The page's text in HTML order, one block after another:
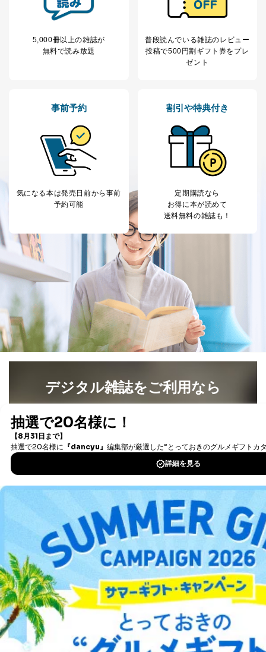
5,000冊以上の雑誌が
無料で読み放題
普段読んでいる雑誌のレビュー
投稿で500円割ギフト券をプレ
ゼント
事前予約
気になる本は発売日前から事前
予約可能
割引や特典付き
定期購読なら
お得に本が読めて
送料無料の雑誌も！
デジタル雑誌をご利用なら
書籍）が無料で読み放題！
DOWNLOAD FOR IOS
DOWNLOAD FOR ANDROID
ご利用方法はこちら
総合案内
アフィリエイト 採用情報
プレスリリース お問い合わせ